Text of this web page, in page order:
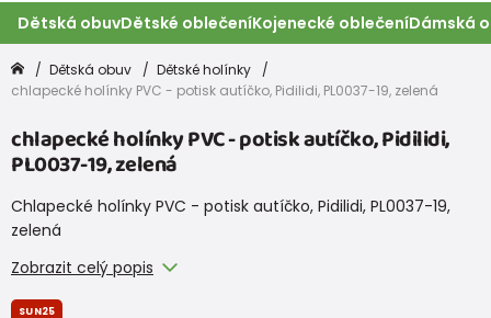
Dětská obuvDětské oblečeníKojenecké oblečeníDámská
Dětská obuv
Dětské holínky
chlapecké holínky PVC - potisk autíčko, Pidilidi, PL0037-19, zelená
chlapecké holínky PVC - potisk autíčko, Pidilidi,
PL0037-19, zelená
Chlapecké holínky PVC - potisk autíčko, Pidilidi, PL0037-19,
zelená
Zobrazit celý popis
SUN25